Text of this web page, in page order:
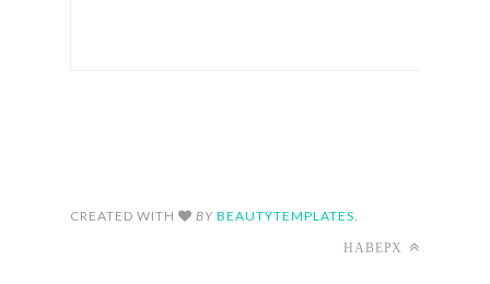
CREATED WITH BY BEAUTYTEMPLATES.
НАВЕРХ